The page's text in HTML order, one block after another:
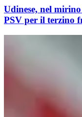
Udinese, nel
PSV per il terzino